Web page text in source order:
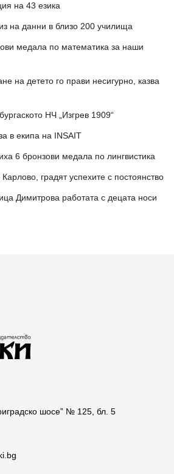
на 43 езика
на данни в близо 200 училища
медала по математика за наши
на детето го прави несигурно, казва
НЧ „Изгрев 1909“
в екипа на INSAIT
6 бронзови медала по лингвистика
градят успехите с постоянство
Димитрова работата с децата носи
шосе” № 125, бл. 5